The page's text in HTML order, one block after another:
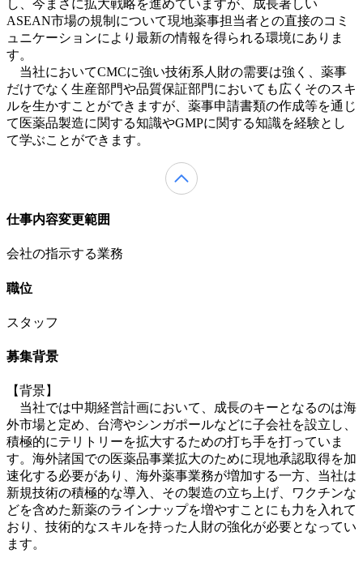
し、今まさに拡大戦略を進めていますが、成長著しい
ASEAN市場の規制について現地薬事担当者との直接のコミ
ュニケーションにより最新の情報を得られる環境にありま
す。
当社においてCMCに強い技術系人財の需要は強く、薬事
だけでなく生産部門や品質保証部門においても広くそのスキ
ルを生かすことができますが、薬事申請書類の作成等を通じ
て医薬品製造に関する知識やGMPに関する知識を経験とし
て学ぶことができます。
仕事内容変更範囲
会社の指示する業務
職位
スタッフ
募集背景
【背景】
当社では中期経営計画において、成長のキーとなるのは海
外市場と定め、台湾やシンガポールなどに子会社を設立し、
積極的にテリトリーを拡大するための打ち手を打っていま
す。海外諸国での医薬品事業拡大のために現地承認取得を加
速化する必要があり、海外薬事業務が増加する一方、当社は
新規技術の積極的な導入、その製造の立ち上げ、ワクチンな
どを含めた新薬のラインナップを増やすことにも力を入れて
おり、技術的なスキルを持った人財の強化が必要となってい
ます。